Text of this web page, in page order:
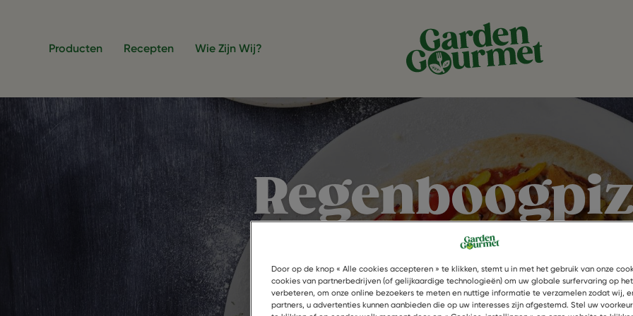
Producten Recepten Wie Zijn Wij?
met Mexican
Door op de knop « Alle cookies accepteren » te klikken, stemt u in met het gebruik van onze
cookies van partnerbedrijven (of gelijkaardige technologieën) om uw globale surfervaring op
verbeteren, om onze online bezoekers te meten en nuttige informatie te verzamelen zodat wij,
partners, u advertenties kunnen aanbieden die op uw interesses zijn afgestemd. Stel uw